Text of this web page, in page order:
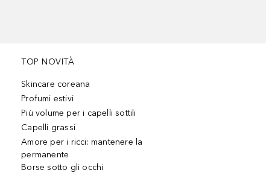
TOP NOVITÀ
Skincare coreana
Profumi estivi
Più volume per i capelli sottili
Capelli grassi
Amore per i ricci: mantenere la
permanente
Borse sotto gli occhi